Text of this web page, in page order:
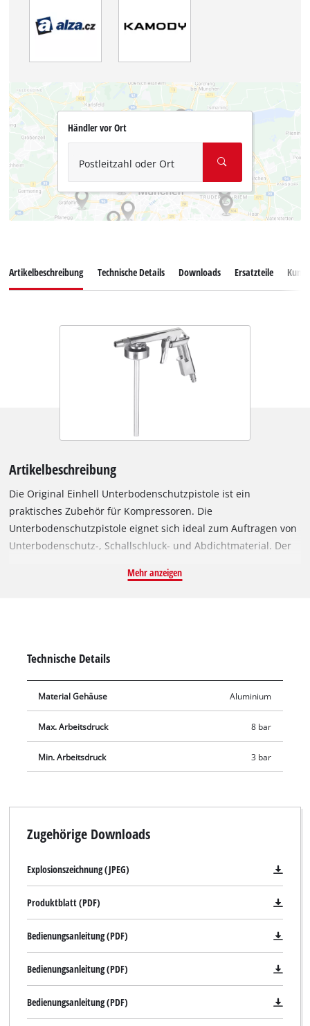
Händler vor Ort
Postleitzahl oder Ort
Artikelbeschreibung Technische Details Downloads Ersatzteile
Artikelbeschreibung
Die Original Einhell Unterbodenschutzpistole ist ein
praktisches Zubehör für Kompressoren. Die
Unterbodenschutzpistole eignet sich ideal zum Auftragen von
Unterbodenschutz-, Schallschluck- und Abdichtmaterial. Der
Dosierung des Sprühmaterials. Mit der drehbaren Düse lässt
Das Gehäuse aus robustem Aluminium macht die
Unterbodenschutzpistole handlich und leicht im Einsatz.
Mehr anzeigen
Technische Details
Material Gehäuse Aluminium
Max. Arbeitsdruck 8 bar
Min. Arbeitsdruck 3 bar
Zugehörige Downloads
Explosionszeichnung (JPEG)
Produktblatt (PDF)
Bedienungsanleitung (PDF)
Bedienungsanleitung (PDF)
Bedienungsanleitung (PDF)